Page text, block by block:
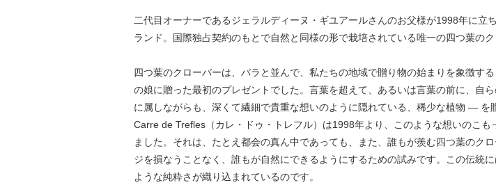
二代目オーナーであるジェラルディーヌ・ギユアールさんのお父様が1998年に
ランド。国際独占契約のもとで自然と同様の形で栽培されている唯一の四つ葉の
四つ葉のクローバーは、バラと並んで、私たちの地域で贈り物の始まりを象徴す
の娘に贈った最初のプレゼントでした。言葉を超えて、あるいは言葉の前に、
に属しながらも、深くて繊細で貴重な想いのように隠れている、稀少な植物 ― を
Carre de Trefles（カレ・ドゥ・トレフル）は1998年より、このような想いのこ
ました。それは、たとえ都会の真ん中であっても、また、誰もが羨む四つ葉のク
ジを損なうことなく、誰もが自然にできるようにするための試みです。この伝統
ような純粋さが織り込まれているのです。